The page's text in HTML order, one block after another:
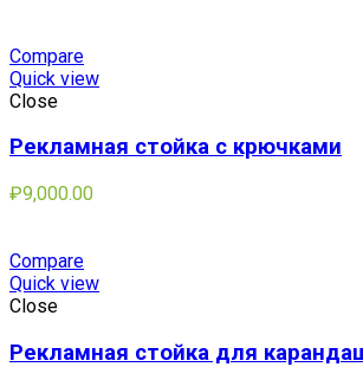
Compare
Quick view
Close
Рекламная стойка с крючками
₽9,000.00
Compare
Quick view
Close
Рекламная стойка для